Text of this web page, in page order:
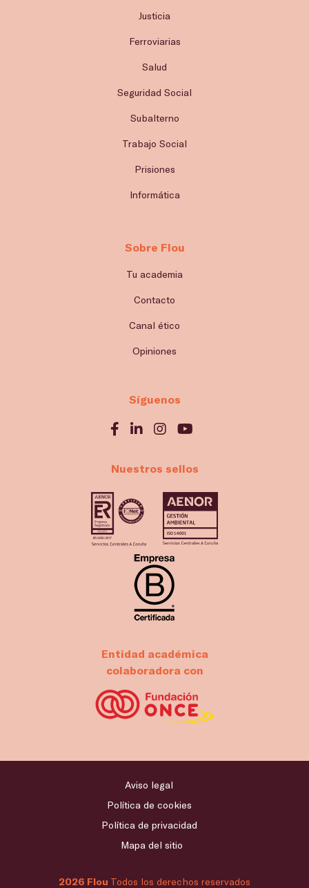
Justicia
Ferroviarias
Salud
Seguridad Social
Subalterno
Trabajo Social
Prisiones
Informática
Sobre Flou
Tu academia
Contacto
Canal ético
Opiniones
Síguenos
Nuestros sellos
Entidad académica
colaboradora con
2026 Flou Todos los derechos reservados
Aviso legal
Política de cookies
Política de privacidad
Mapa del sitio